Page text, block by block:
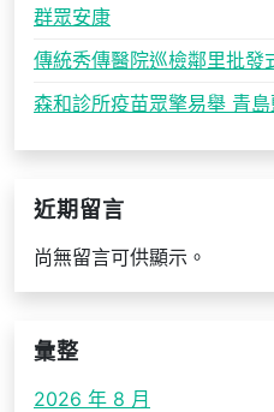
群眾安康
傳統秀傳醫院巡檢鄰里批發
森和診所疫苗眾擎易舉 青
近期留言
尚無留言可供顯示。
彙整
2026 年 8 月